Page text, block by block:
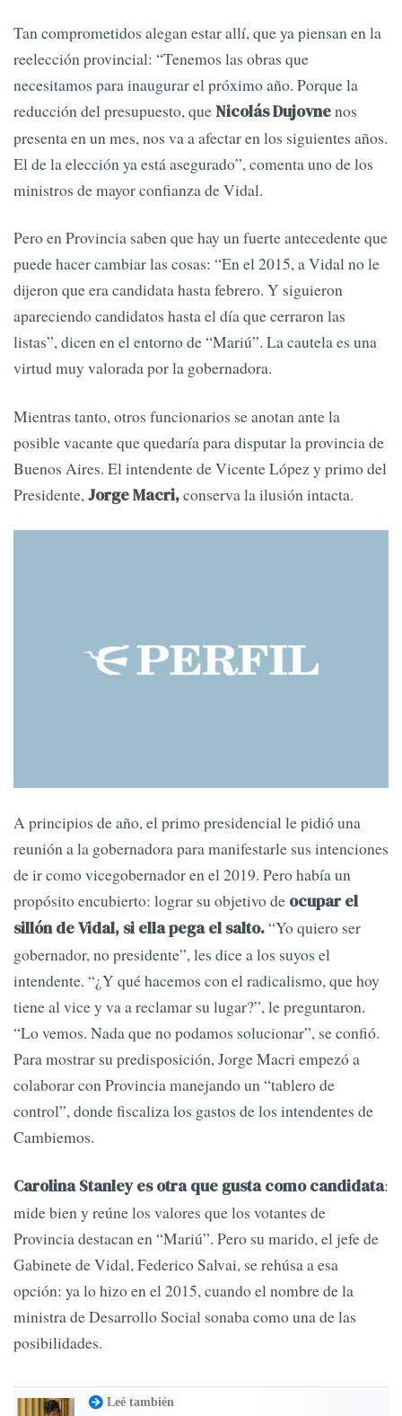
Tan comprometidos alegan estar allí, que ya piensan en la
reelección provincial: “Tenemos las obras que
necesitamos para inaugurar el próximo año. Porque la
reducción del presupuesto, queNicolás Dujovnenos
presenta en un mes, nos va a afectar en los siguientes años.
El de la elección ya está asegurado”, comenta uno de los
ministros de mayor confianza de Vidal.
Pero en Provincia saben que hay un fuerte antecedente que
puede hacer cambiar las cosas: “En el 2015, a Vidal no le
dijeron que era candidata hasta febrero. Y siguieron
apareciendo candidatos hasta el día que cerraron las
listas”, dicen en el entorno de “Mariú”. La cautela es una
virtud muy valorada por la gobernadora.
Mientras tanto, otros funcionarios se anotan ante la
posible vacante que quedaría para disputar la provincia de
Buenos Aires. El intendente de Vicente López y primo del
Presidente, Jorge Macri,conserva la ilusión intacta.
A principios de año, el primo presidencial le pidió una
reunión a la gobernadora para manifestarle sus intenciones
de ir como vicegobernador en el 2019. Pero había un
propósito encubierto: lograr su objetivo de ocupar el
sillón de Vidal, si ella pega el salto.“Yo quiero ser
gobernador, no presidente”, les dice a los suyos el
intendente. “¿Y qué hacemos con el radicalismo, que hoy
tiene al vice y va a reclamar su lugar?”, le preguntaron.
“Lo vemos. Nada que no podamos solucionar”, se confió.
Para mostrar su predisposición, Jorge Macri empezó a
colaborar con Provincia manejando un “tablero de
control”, donde fiscaliza los gastos de los intendentes de
Cambiemos.
Carolina Stanley es otra que gusta como candidata:
mide bien y reúne los valores que los votantes de
Provincia destacan en “Mariú”. Pero su marido, el jefe de
Gabinete de Vidal, Federico Salvai, se rehúsa a esa
opción: ya lo hizo en el 2015, cuando el nombre de la
ministra de Desarrollo Social sonaba como una de las
posibilidades.
Leé también